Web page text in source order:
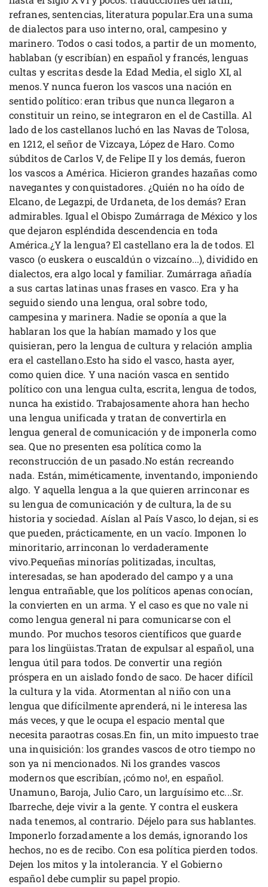
refranes, sentencias, literatura popular.Era una suma
de dialectos para uso interno, oral, campesino y
marinero. Todos o casi todos, a partir de un momento,
hablaban (y escribían) en español y francés, lenguas
cultas y escritas desde la Edad Media, el siglo XI, al
menos.Y nunca fueron los vascos una nación en
sentido político: eran tribus que nunca llegaron a
constituir un reino, se integraron en el de Castilla. Al
lado de los castellanos luchó en las Navas de Tolosa,
en 1212, el señor de Vizcaya, López de Haro. Como
súbditos de Carlos V, de Felipe II y los demás, fueron
los vascos a América. Hicieron grandes hazañas como
navegantes y conquistadores. ¿Quién no ha oído de
Elcano, de Legazpi, de Urdaneta, de los demás? Eran
admirables. Igual el Obispo Zumárraga de México y los
que dejaron espléndida descendencia en toda
América.¿Y la lengua? El castellano era la de todos. El
vasco (o euskera o euscaldún o vizcaíno...), dividido en
dialectos, era algo local y familiar. Zumárraga añadía
a sus cartas latinas unas frases en vasco. Era y ha
seguido siendo una lengua, oral sobre todo,
campesina y marinera. Nadie se oponía a que la
hablaran los que la habían mamado y los que
quisieran, pero la lengua de cultura y relación amplia
era el castellano.Esto ha sido el vasco, hasta ayer,
como quien dice. Y una nación vasca en sentido
político con una lengua culta, escrita, lengua de todos,
nunca ha existido. Trabajosamente ahora han hecho
una lengua unificada y tratan de convertirla en
lengua general de comunicación y de imponerla como
sea. Que no presenten esa política como la
reconstrucción de un pasado.No están recreando
nada. Están, miméticamente, inventando, imponiendo
algo. Y aquella lengua a la que quieren arrinconar es
su lengua de comunicación y de cultura, la de su
historia y sociedad. Aíslan al País Vasco, lo dejan, si es
que pueden, prácticamente, en un vacío. Imponen lo
minoritario, arrinconan lo verdaderamente
vivo.Pequeñas minorías politizadas, incultas,
interesadas, se han apoderado del campo y a una
lengua entrañable, que los políticos apenas conocían,
la convierten en un arma. Y el caso es que no vale ni
como lengua general ni para comunicarse con el
mundo. Por muchos tesoros científicos que guarde
para los lingüistas.Tratan de expulsar al español, una
lengua útil para todos. De convertir una región
próspera en un aislado fondo de saco. De hacer difícil
la cultura y la vida. Atormentan al niño con una
lengua que difícilmente aprenderá, ni le interesa las
más veces, y que le ocupa el espacio mental que
necesita paraotras cosas.En fin, un mito impuesto trae
una inquisición: los grandes vascos de otro tiempo no
son ya ni mencionados. Ni los grandes vascos
modernos que escribían, ¡cómo no!, en español.
Unamuno, Baroja, Julio Caro, un larguísimo etc...Sr.
Ibarreche, deje vivir a la gente. Y contra el euskera
nada tenemos, al contrario. Déjelo para sus hablantes.
Imponerlo forzadamente a los demás, ignorando los
hechos, no es de recibo. Con esa política pierden todos.
Dejen los mitos y la intolerancia. Y el Gobierno
español debe cumplir su papel propio.